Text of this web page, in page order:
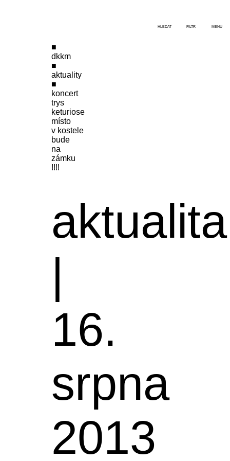
dkkm
aktuality
koncert
trys
keturiose
místo
v kostele
bude
na
zámku
!!!!
aktualita
|
16.
srpna
2013
HLEDAT FILTR MENU